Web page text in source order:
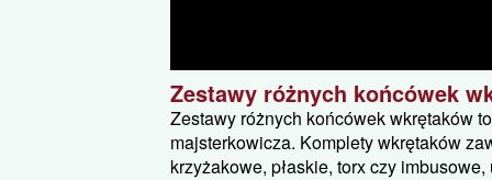
Zestawy różnych końcówek
Zestawy różnych końcówek wkrętaków
majsterkowicza. Komplety wkrętaków
krzyżakowe, płaskie, torx czy